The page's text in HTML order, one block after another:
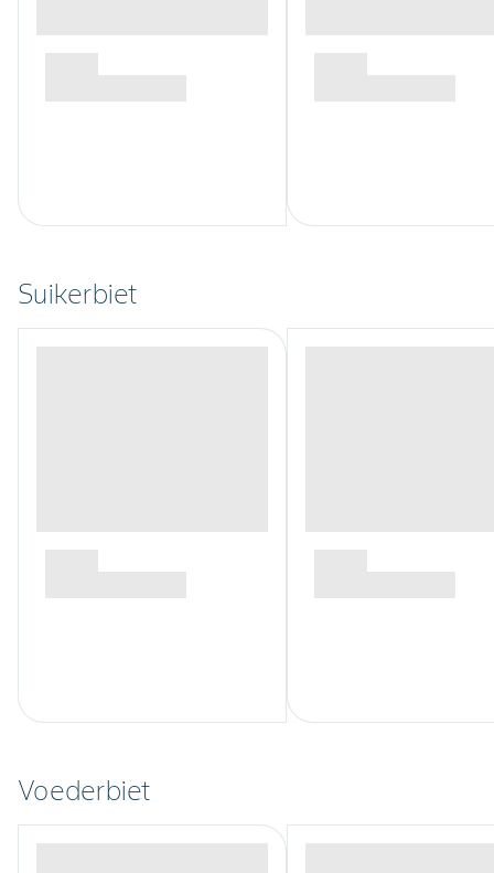
Suikerbiet
Voederbiet